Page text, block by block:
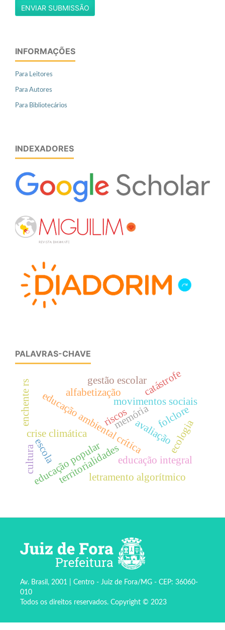
ENVIAR SUBMISSÃO
INFORMAÇÕES
Para Leitores
Para Autores
Para Bibliotecários
INDEXADORES
PALAVRAS-CHAVE
educação ambiental críticamovimentos sociais
educação popular educação integral
avaliação
territorialidades
alfabetização
crise climática
letramento algorítmico
memória
escola ecologia
catástrofe
gestão escolar
enchente rs folclore
cultura
riscos
Av. Brasil, 2001 | Centro - Juiz de Fora/MG - CEP: 36060-
010
Todos os direitos reservados. Copyright © 2023